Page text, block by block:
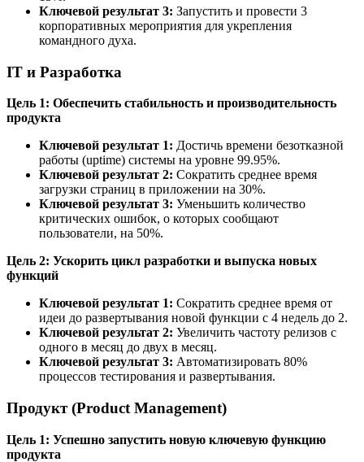
Ключевой результат 3: Запустить и провести 3
корпоративных мероприятия для укрепления
командного духа.
IT и Разработка
Цель 1: Обеспечить стабильность и производительность
продукта
Ключевой результат 1: Достичь времени безотказной
работы (uptime) системы на уровне 99.95%.
Ключевой результат 2: Сократить среднее время
загрузки страниц в приложении на 30%.
Ключевой результат 3: Уменьшить количество
критических ошибок, о которых сообщают
пользователи, на 50%.
Цель 2: Ускорить цикл разработки и выпуска новых
функций
Ключевой результат 1: Сократить среднее время от
идеи до развертывания новой функции с 4 недель до 2.
Ключевой результат 2: Увеличить частоту релизов с
одного в месяц до двух в месяц.
Ключевой результат 3: Автоматизировать 80%
процессов тестирования и развертывания.
Продукт (Product Management)
Цель 1: Успешно запустить новую ключевую функцию
продукта